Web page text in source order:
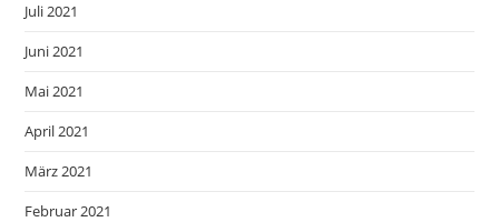
Juli 2021
Juni 2021
Mai 2021
April 2021
März 2021
Februar 2021